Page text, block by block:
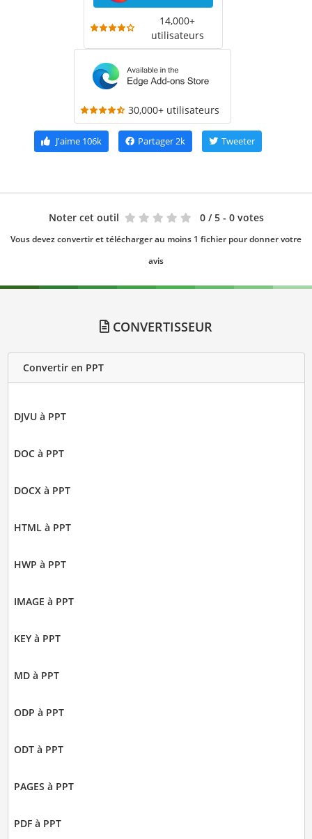
14,000+
utilisateurs
30,000+ utilisateurs
J'aime106k Partager 2k Tweeter
Noter cet outil 0 / 5 - 0 votes
Vous devez convertir et télécharger au moins 1 fichier pour donner votre
avis
CONVERTISSEUR
Convertir en PPT
DJVU à PPT
DOC à PPT
DOCX à PPT
HTML à PPT
HWP à PPT
IMAGE à PPT
KEY à PPT
MD à PPT
ODP à PPT
ODT à PPT
PAGES à PPT
PDF à PPT